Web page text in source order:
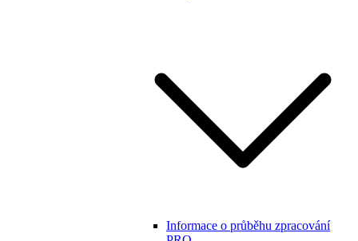
Informace o průběhu zpracování